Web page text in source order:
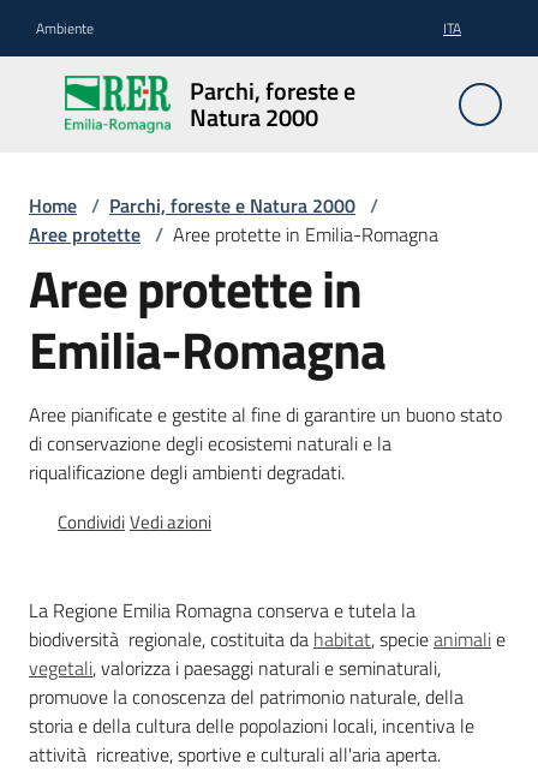
Ambiente ITA
Parchi, foreste e
Natura 2000
Parchi,
foreste
e
2000
Aree
Protette
Rete
Natura
2000
Biodiversità
Home / Parchi, foreste e Natura 2000 /
Aree protette / Aree protette in Emilia-Romagna
Aree protette in
Emilia-Romagna
Aree pianificate e gestite al fine di garantire un buono stato
di conservazione degli ecosistemi naturali e la
riqualificazione degli ambienti degradati.
CondividiVedi azioni
La Regione Emilia Romagna conserva e tutela la
biodiversità regionale, costituita da habitat, specieanimalie
vegetali, valorizza i paesaggi naturali e seminaturali,
promuove la conoscenza del patrimonio naturale, della
storia e della cultura delle popolazioni locali, incentiva le
attività ricreative, sportive e culturali all'aria aperta.